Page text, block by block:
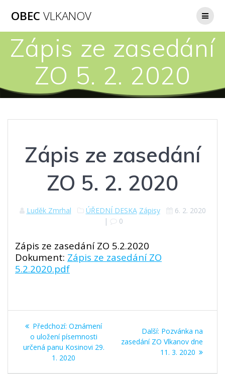
OBEC VLKANOV
Zápis ze zasedání
ZO 5. 2. 2020
Zápis ze zasedání
ZO 5. 2. 2020
Luděk Zmrhal ÚŘEDNÍ DESKA Zápisy
6. 2. 2020
|
0
Zápis ze zasedání ZO 5.2.2020
Dokument: Zápis ze zasedání ZO
5.2.2020.pdf
Navigace
pro
příspěvek
Předchozí: Předchozí
příspěvek:
Oznámení
o uložení písemnosti
určená panu Kosinovi 29.
1. 2020
Další: Další
příspěvek:
Pozvánka na
zasedání ZO Vlkanov dne
11. 3. 2020